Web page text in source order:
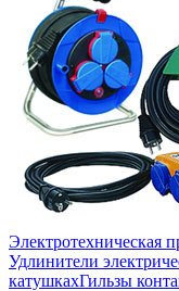
Электротехническая
Удлинители
катушкахГильзы